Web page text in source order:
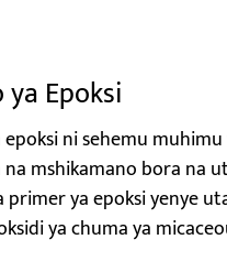
Epoksi
ni sehemu
mshikamano bora na
primer ya epoksi yenye
ya chuma ya